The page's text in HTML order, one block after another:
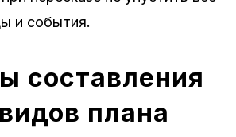
и события.
составления
плана